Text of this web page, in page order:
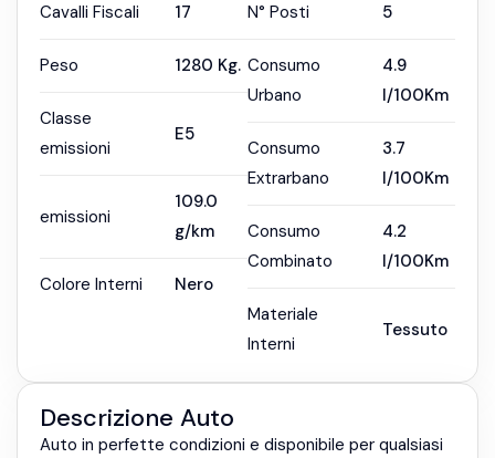
Cavalli Fiscali 17
Peso 1280 Kg.
Classe
emissioni
E5
emissioni
109.0
g/km
Colore Interni Nero
N° Posti 5
Consumo
Urbano
4.9
l/100Km
Consumo
Extrarbano
3.7
l/100Km
Consumo
Combinato
4.2
l/100Km
Materiale
Interni
Tessuto
Descrizione Auto
Auto in perfette condizioni e disponibile per qualsiasi